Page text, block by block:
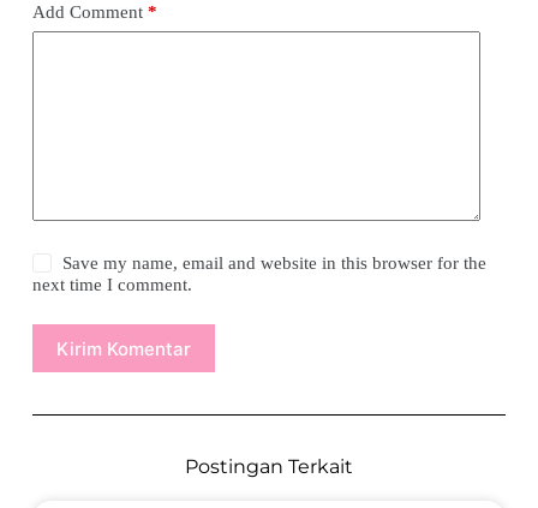
Add Comment*
Save my name, email and website in this browser for the
next time I comment.
Kirim Komentar
Postingan Terkait